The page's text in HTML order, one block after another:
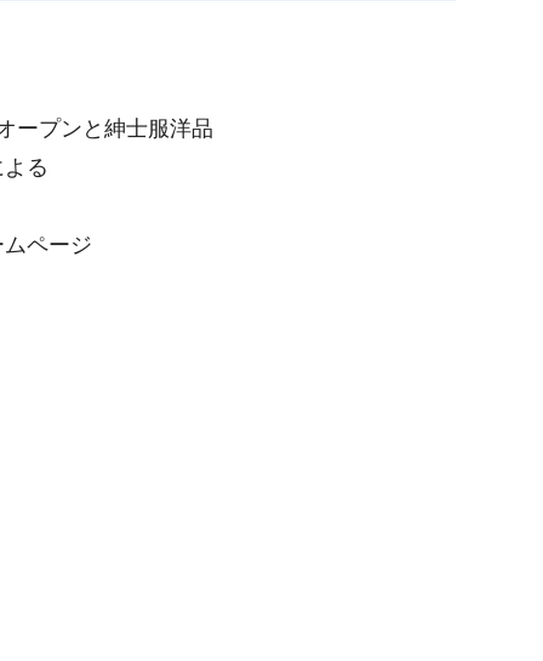
ープンと紳士服洋品
る
ページ